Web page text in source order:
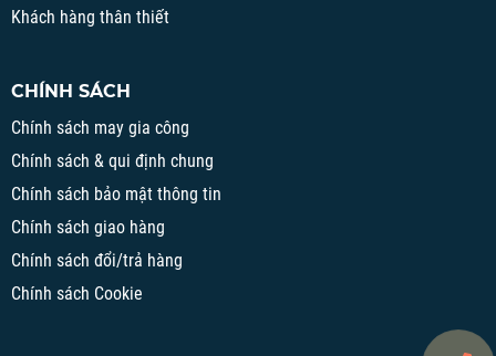
Khách hàng thân thiết
CHÍNH SÁCH
Chính sách may gia công
Chính sách & qui định chung
Chính sách bảo mật thông tin
Chính sách giao hàng
Chính sách đổi/trả hàng
Chính sách Cookie